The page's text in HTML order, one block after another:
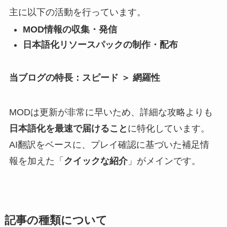
主に以下の活動を行っています。
MOD情報の収集・発信
日本語化リソースパックの制作・配布
当ブログの特長：スピード ＞ 網羅性
MODは更新が非常に早いため、詳細な攻略よりも
日本語化を最速で届けること に特化しています。
AI翻訳をベースに、プレイ確認に基づいた補足情
報を加えた「 クイックな紹介」がメインです。
記事の種類について